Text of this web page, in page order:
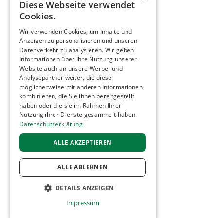
Diese Webseite verwendet
Cookies.
Wir verwenden Cookies, um Inhalte und
Anzeigen zu personalisieren und unseren
Datenverkehr zu analysieren. Wir geben
Informationen über Ihre Nutzung unserer
Website auch an unsere Werbe- und
Analysepartner weiter, die diese
möglicherweise mit anderen Informationen
kombinieren, die Sie ihnen bereitgestellt
haben oder die sie im Rahmen Ihrer
Nutzung ihrer Dienste gesammelt haben.
Datenschutzerklärung
ALLE AKZEPTIEREN
ALLE ABLEHNEN
DETAILS ANZEIGEN
UNBEDINGT ERFORDERLICH
Impressum